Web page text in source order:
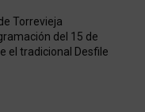
Torrevieja
del 15 de
el tradicional Desfile